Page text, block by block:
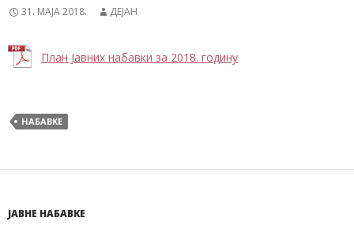
31. МАЈА 2018. ДЕЈАН
План Јавних набавки за 2018. годину
НАБАВКЕ
ЈАВНЕ НАБАВКЕ